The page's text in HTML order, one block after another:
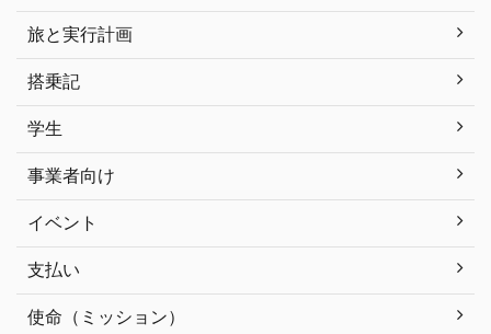
旅と実行計画
搭乗記
学生
事業者向け
イベント
支払い
使命（ミッション）